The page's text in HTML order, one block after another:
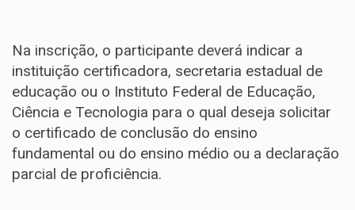
Na inscrição, o participante deverá indicar a
instituição certificadora, secretaria estadual de
educação ou o Instituto Federal de Educação,
Ciência e Tecnologia para o qual deseja solicitar
o certificado de conclusão do ensino
fundamental ou do ensino médio ou a declaração
parcial de proficiência.